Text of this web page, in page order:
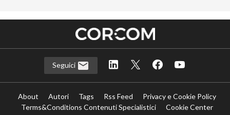
Seguici
About Autori Tags Rss Feed
Privacy e Cookie Policy
Terms&Conditions Contenuti Specialistici
Cookie Center